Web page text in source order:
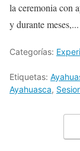
la ceremonia con
y durante meses,...
Categorías:
Etiquetas:
Ayahuasca,